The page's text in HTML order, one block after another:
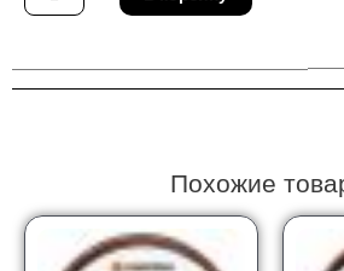
Штуцер
Похожие